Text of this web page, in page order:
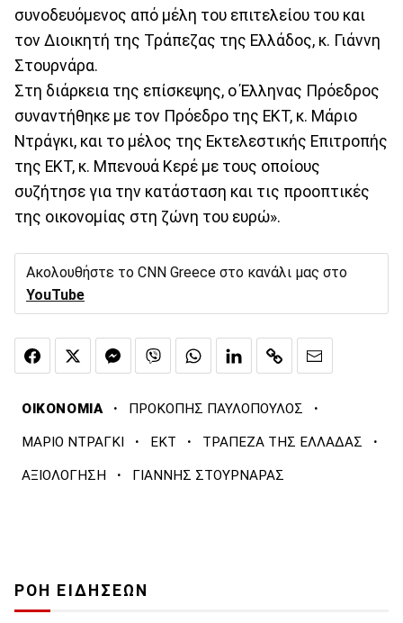
συνοδευόμενος από μέλη του επιτελείου του και
τον Διοικητή της Τράπεζας της Ελλάδος, κ. Γιάννη
Στουρνάρα.
Στη διάρκεια της επίσκεψης, ο Έλληνας Πρόεδρος
συναντήθηκε με τον Πρόεδρο της ΕΚΤ, κ. Μάριο
Ντράγκι, και το μέλος της Εκτελεστικής Επιτροπής
της ΕΚΤ, κ. Μπενουά Κερέ με τους οποίους
συζήτησε για την κατάσταση και τις προοπτικές
της οικονομίας στη ζώνη του ευρώ».
Ακολουθήστε το CNN Greece στο κανάλι μας στο
YouTube
ΟΙΚΟΝΟΜΙΑ · ΠΡΟΚΟΠΗΣ ΠΑΥΛΟΠΟΥΛΟΣ ·
ΜΑΡΙΟ ΝΤΡΑΓΚΙ · ΕΚΤ · ΤΡΑΠΕΖΑ ΤΗΣ ΕΛΛΑΔΑΣ ·
ΑΞΙΟΛΟΓΗΣΗ · ΓΙΑΝΝΗΣ ΣΤΟΥΡΝΑΡΑΣ
ΡΟΗ ΕΙΔΗΣΕΩΝ